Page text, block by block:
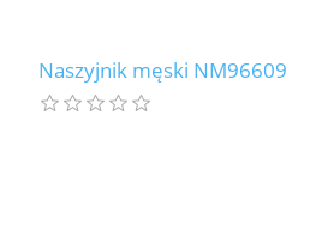
Naszyjnik męski NM96609